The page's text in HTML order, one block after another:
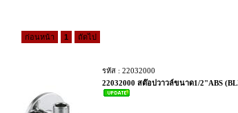
ก่อนหน้า 1 ถัดไป
รหัส : 22032000
22032000 สต๊อปวาวล์ขนาด1/2"ABS